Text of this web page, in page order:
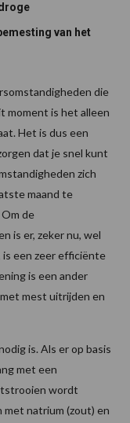
van het
die
moment is het alleen
Het is dus een
dat je snel kunt
zich
maand te
de
is er, zeker nu, wel
een zeer efficiënte
is een ander
mest uitrijden en
is. Als er op basis
met een
wordt
met natrium (zout) en